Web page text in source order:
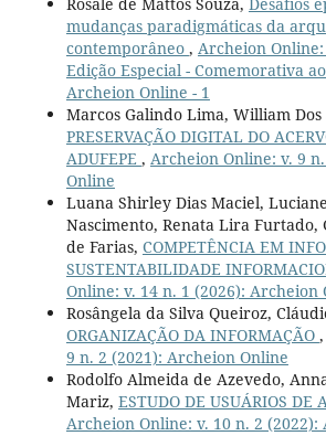
mudanças paradigmáticas da
contemporâneo , Archeion Online:
Edição Especial - Comemorativa
Archeion Online - 1
Marcos Galindo Lima, William Dos
PRESERVAÇÃO DIGITAL DO
ADUFEPE , Archeion Online: v. 9
Online
Luana Shirley Dias Maciel,
Nascimento, Renata Lira Furtado,
de Farias, COMPETÊNCIA EM
SUSTENTABILIDADE
Online: v. 14 n. 1 (2026): Archeion
Rosângela da Silva Queiroz,
ORGANIZAÇÃO DA INFORMAÇÃO ,
9 n. 2 (2021): Archeion Online
Rodolfo Almeida de Azevedo,
Mariz, ESTUDO DE USUÁRIOS DE
Archeion Online: v. 10 n. 2